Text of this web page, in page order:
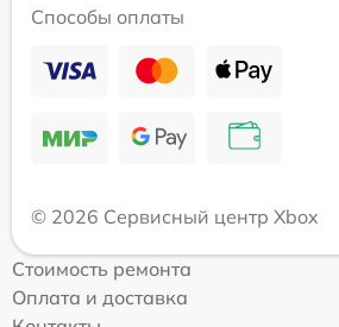
Способы оплаты
© 2026 Сервисный центр Xbox
Стоимость ремонта
Оплата и доставка